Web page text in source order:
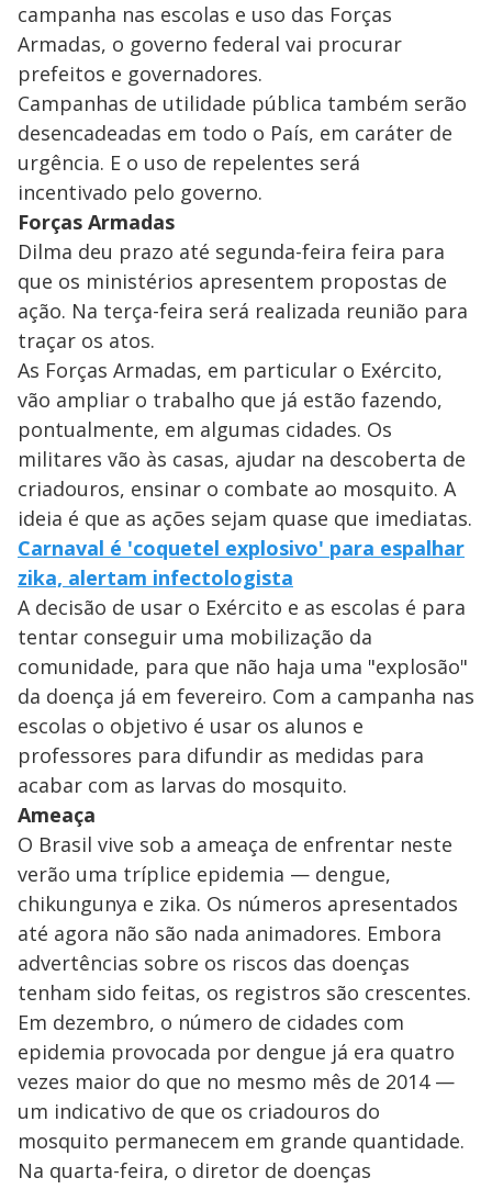
campanha nas escolas e uso das Forças
Armadas, o governo federal vai procurar
prefeitos e governadores.
Campanhas de utilidade pública também serão
desencadeadas em todo o País, em caráter de
urgência. E o uso de repelentes será
incentivado pelo governo.
Forças Armadas
Dilma deu prazo até segunda-feira feira para
que os ministérios apresentem propostas de
ação. Na terça-feira será realizada reunião para
traçar os atos.
As Forças Armadas, em particular o Exército,
vão ampliar o trabalho que já estão fazendo,
pontualmente, em algumas cidades. Os
militares vão às casas, ajudar na descoberta de
criadouros, ensinar o combate ao mosquito. A
ideia é que as ações sejam quase que imediatas.
Carnaval é 'coquetel explosivo' para espalhar
zika, alertam infectologista
A decisão de usar o Exército e as escolas é para
tentar conseguir uma mobilização da
comunidade, para que não haja uma "explosão"
da doença já em fevereiro. Com a campanha nas
escolas o objetivo é usar os alunos e
professores para difundir as medidas para
acabar com as larvas do mosquito.
Ameaça
O Brasil vive sob a ameaça de enfrentar neste
verão uma tríplice epidemia — dengue,
chikungunya e zika. Os números apresentados
até agora não são nada animadores. Embora
advertências sobre os riscos das doenças
tenham sido feitas, os registros são crescentes.
Em dezembro, o número de cidades com
epidemia provocada por dengue já era quatro
vezes maior do que no mesmo mês de 2014 —
um indicativo de que os criadouros do
mosquito permanecem em grande quantidade.
Na quarta-feira, o diretor de doenças